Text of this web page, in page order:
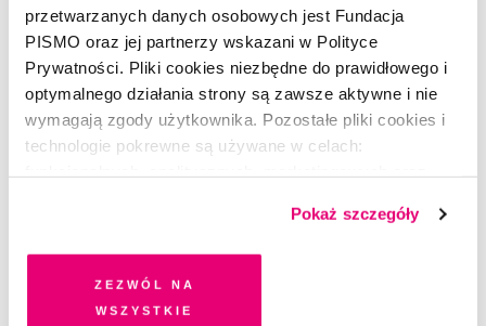
przetwarzanych danych osobowych jest Fundacja
PISMO oraz jej partnerzy wskazani w Polityce
Prywatności. Pliki cookies niezbędne do prawidłowego i
optymalnego działania strony są zawsze aktywne i nie
wymagają zgody użytkownika. Pozostałe pliki cookies i
technologie pokrewne są używane w celach:
dobrowolną zgodę na pliki cookies i technologie
pokrewne, zgadzasz się na przechowywanie informacji
na Twoim urządzeniu końcowym lub dostęp do niego i
przetwarzanie danych. Zgodę na wszystkie lub niektóre
Pokaż szczegóły
Zezwól na
wszystkie
SEZON 4
Śledztwo Pisma 4. Odcinek 2: Na
wyciągnięcie ręki
REDAKCJA
14.04.2023
Życie w ukryciu
REDAKCJA
SEZON 4